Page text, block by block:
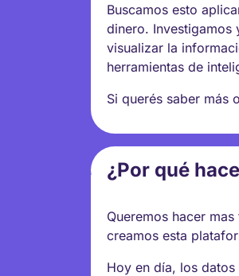
Buscamos esto
dinero. Investigamos
visualizar la
herramientas de
Si querés saber más
¿Por qué
Queremos hacer
creamos esta
Hoy en día, los